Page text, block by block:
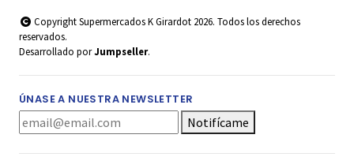
Copyright Supermercados K Girardot 2026. Todos los derechos
reservados.
Desarrollado porJumpseller.
ÚNASE A NUESTRA NEWSLETTER
Notifícame